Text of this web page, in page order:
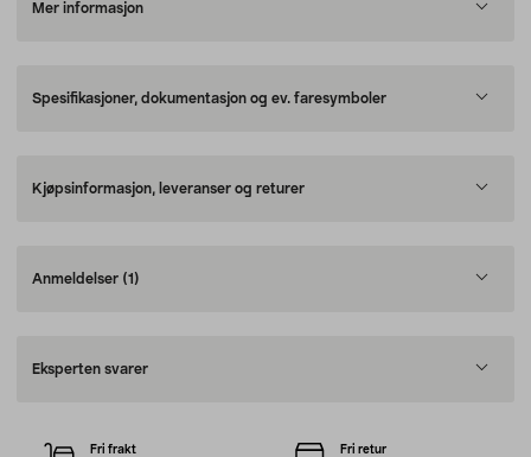
Mer informasjon
Spesifikasjoner, dokumentasjon og ev. faresymboler
Kjøpsinformasjon, leveranser og returer
Anmeldelser (1)
Eksperten svarer
Fri frakt Fri retur